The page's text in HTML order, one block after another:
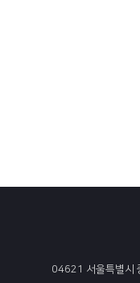
04621 서울특별시